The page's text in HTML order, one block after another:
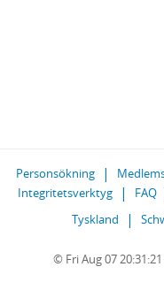
Personsökning
Integritetsverktyg
FAQ
Tyskland
© Fri Aug 07